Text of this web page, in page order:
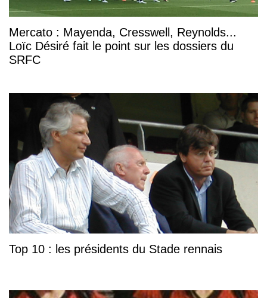
Mercato : Mayenda, Cresswell, Reynolds...
Loïc Désiré fait le point sur les dossiers du
SRFC
Top 10 : les présidents du Stade rennais